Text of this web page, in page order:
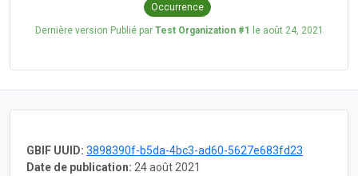
Occurrence
Dernière version Publié par Test Organization #1 le août 24, 2021
GBIF UUID: 3898390f-b5da-4bc3-ad60-5627e683fd23
Date de publication: 24 août 2021